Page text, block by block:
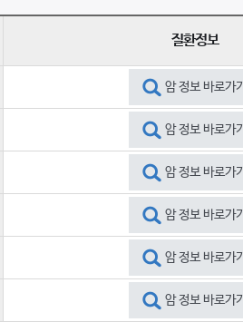
질환정보
암 정보 바로가기
암 정보 바로가기
암 정보 바로가기
암 정보 바로가기
암 정보 바로가기
암 정보 바로가기